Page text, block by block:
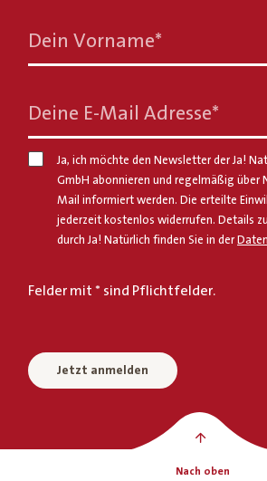
Dein Vorname*
Deine E-Mail Adresse*
Ja, ich möchte den Newsletter der Ja!
GmbH abonnieren und regelmäßig über
Mail informiert werden. Die erteilte
jederzeit kostenlos widerrufen. Details
durch Ja! Natürlich finden Sie in der
Felder mit * sind Pflichtfelder.
Jetzt anmelden
Nach oben